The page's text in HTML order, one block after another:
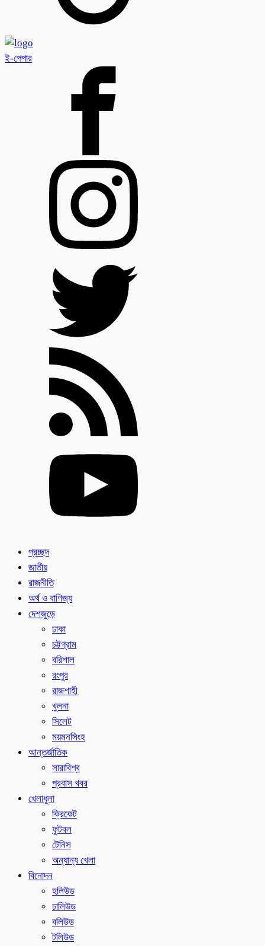
ই-পেপার
প্রচ্ছদ
জাতীয়
রাজনীতি
অর্থ ও বাণিজ্য
দেশজুড়ে
ঢাকা
চট্টগ্রাম
বরিশাল
রংপুর
রাজশাহী
খুলনা
সিলেট
ময়মনসিংহ
আন্তর্জাতিক
সারাবিশ্ব
প্রবাস খবর
খেলাধুলা
ক্রিকেট
ফুটবল
টেনিস
অন্যান্য খেলা
বিনোদন
হলিউড
ঢালিউড
বলিউড
টলিউড